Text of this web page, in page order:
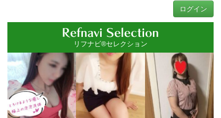
ログイン
リフナビ®セレクション